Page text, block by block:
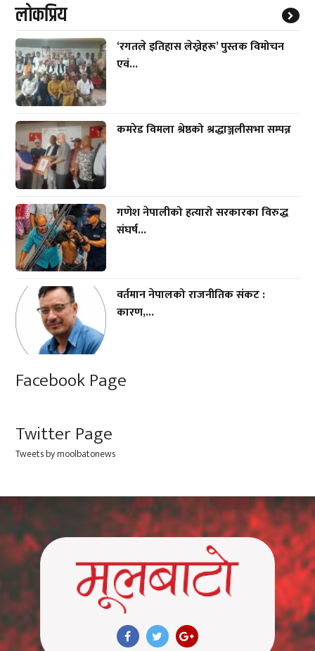
लाेकप्रिय
‘रगतले इतिहास लेख्नेहरू’ पुस्तक विमोचन
एवं...
कमरेड विमला श्रेष्ठको श्रद्धाञ्जलीसभा सम्पन्न
गणेश नेपालीको हत्यारो सरकारका विरुद्ध
संघर्ष...
वर्तमान नेपालको राजनीतिक संकट :
कारण,...
Facebook Page
Twitter Page
Tweets by moolbatonews